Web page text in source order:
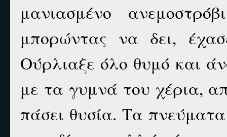
μανιασμένο
μπορώντας να δει,
Ούρλιαξε όλο θυμό και
με τα γυμνά του χέρια,
πάσει θυσία. Τα